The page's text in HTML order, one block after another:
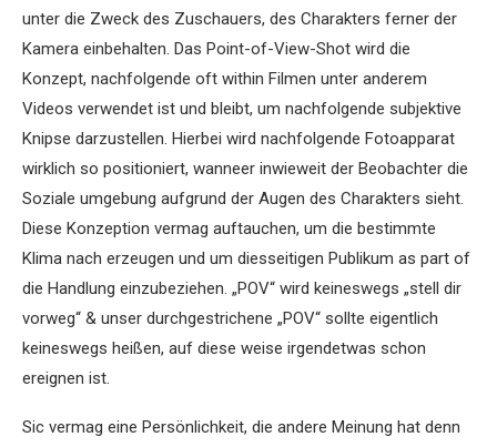
unter die Zweck des Zuschauers, des Charakters ferner der
Kamera einbehalten. Das Point-of-View-Shot wird die
Konzept, nachfolgende oft within Filmen unter anderem
Videos verwendet ist und bleibt, um nachfolgende subjektive
Knipse darzustellen. Hierbei wird nachfolgende Fotoapparat
wirklich so positioniert, wanneer inwieweit der Beobachter die
Soziale umgebung aufgrund der Augen des Charakters sieht.
Diese Konzeption vermag auftauchen, um die bestimmte
Klima nach erzeugen und um diesseitigen Publikum as part of
die Handlung einzubeziehen. „POV“ wird keineswegs „stell dir
vorweg“ & unser durchgestrichene „POV“ sollte eigentlich
keineswegs heißen, auf diese weise irgendetwas schon
ereignen ist.
Sic vermag eine Persönlichkeit, die andere Meinung hat denn